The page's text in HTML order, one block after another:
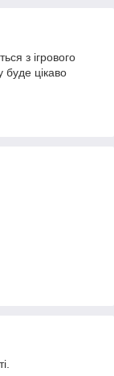
з ігрового
цікаво